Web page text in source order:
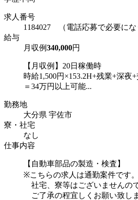
求人番号
1184027 （電話応募で必要にな
給与
月収例340,000円
【月収例】20日稼働時
時給1,500円×153.2H+残業+深夜
＝34万円以上可能...
勤務地
大分県 宇佐市
寮・社宅
なし
仕事内容
【自動車部品の製造・検査】
※こちらの求人は通勤案件です。
社宅、寮等はございませんので
ご了承の程宜しくお願い致しま